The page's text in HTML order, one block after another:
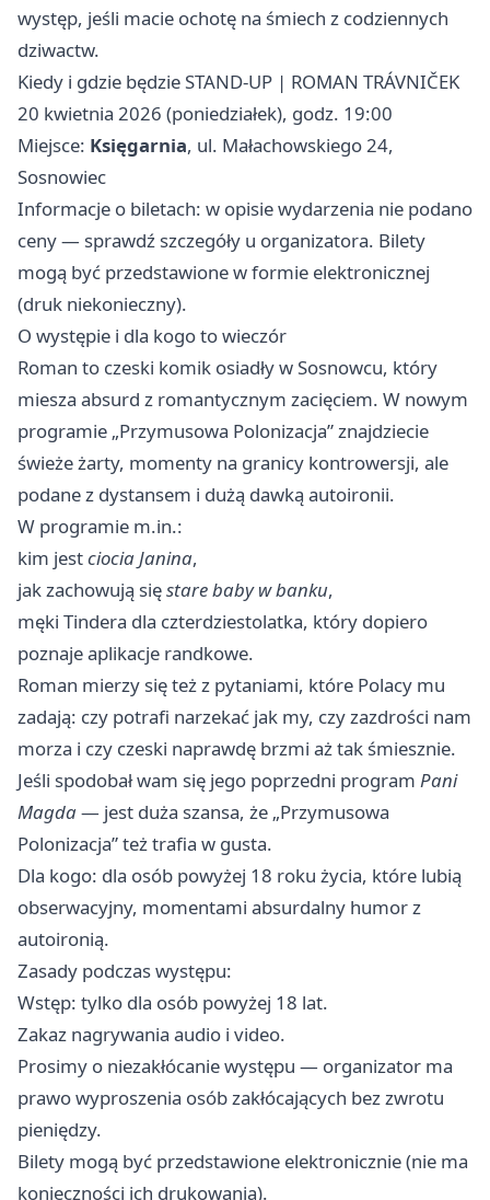
występ, jeśli macie ochotę na śmiech z codziennych
dziwactw.
Kiedy i gdzie będzie STAND-UP | ROMAN TRÁVNIČEK
20 kwietnia 2026 (poniedziałek), godz. 19:00
Miejsce: Księgarnia, ul. Małachowskiego 24,
Sosnowiec
Informacje o biletach: w opisie wydarzenia nie podano
ceny — sprawdź szczegóły u organizatora. Bilety
mogą być przedstawione w formie elektronicznej
(druk niekonieczny).
O występie i dla kogo to wieczór
Roman to czeski komik osiadły w Sosnowcu, który
miesza absurd z romantycznym zacięciem. W nowym
programie „Przymusowa Polonizacja” znajdziecie
świeże żarty, momenty na granicy kontrowersji, ale
podane z dystansem i dużą dawką autoironii.
W programie m.in.:
kim jestciocia Janina,
jak zachowują sięstare baby w banku,
męki Tindera dla czterdziestolatka, który dopiero
poznaje aplikacje randkowe.
Roman mierzy się też z pytaniami, które Polacy mu
zadają: czy potrafi narzekać jak my, czy zazdrości nam
morza i czy czeski naprawdę brzmi aż tak śmiesznie.
Jeśli spodobał wam się jego poprzedni program Pani
Magda— jest duża szansa, że „Przymusowa
Polonizacja” też trafia w gusta.
Dla kogo: dla osób powyżej 18 roku życia, które lubią
obserwacyjny, momentami absurdalny humor z
autoironią.
Zasady podczas występu:
Wstęp: tylko dla osób powyżej 18 lat.
Zakaz nagrywania audio i video.
Prosimy o niezakłócanie występu — organizator ma
prawo wyproszenia osób zakłócających bez zwrotu
pieniędzy.
Bilety mogą być przedstawione elektronicznie (nie ma
konieczności ich drukowania).